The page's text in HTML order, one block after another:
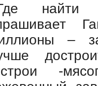
найти
–
-